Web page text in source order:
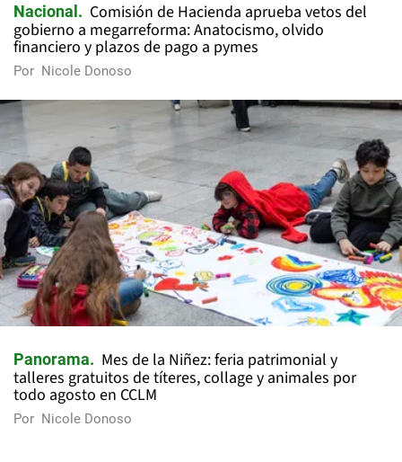
Nacional
Comisión de Hacienda aprueba vetos del
gobierno a megarreforma: Anatocismo, olvido
financiero y plazos de pago a pymes
Por Nicole Donoso
Panorama
Mes de la Niñez: feria patrimonial y
talleres gratuitos de títeres, collage y animales por
todo agosto en CCLM
Por Nicole Donoso